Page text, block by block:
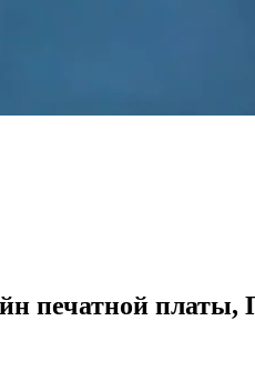
печатной платы,